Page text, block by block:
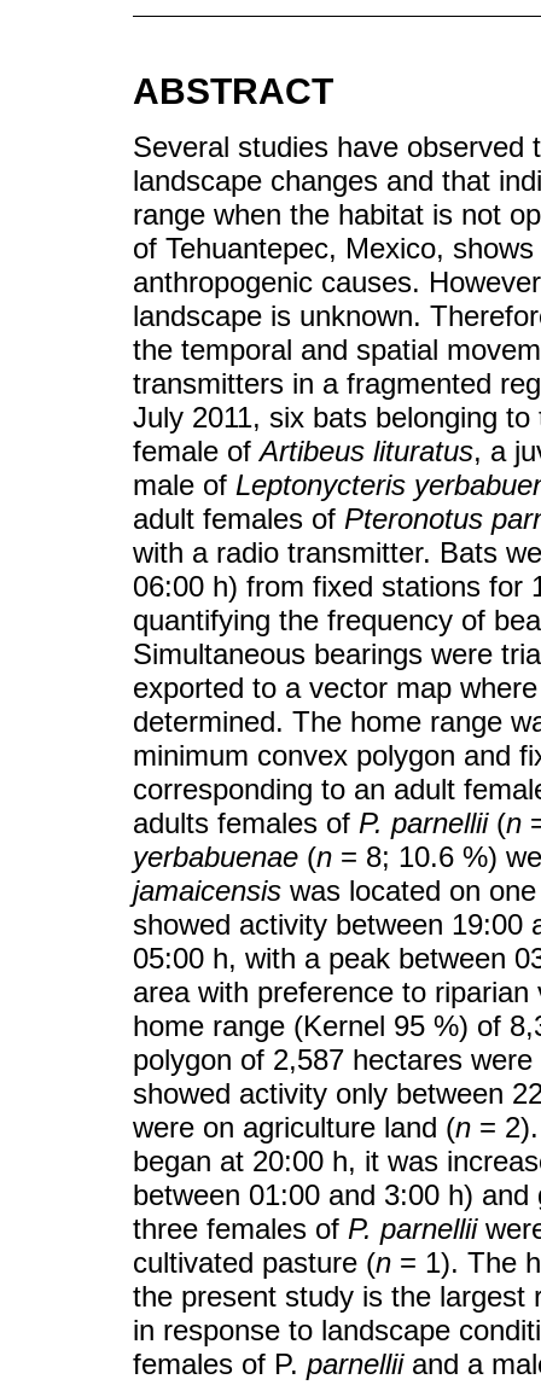
ABSTRACT
Several studies have
landscape changes and that
range when the habitat is not
of Tehuantepec, Mexico,
anthropogenic causes.
landscape is unknown.
the temporal and spatial
transmitters in a fragmented
July 2011, six bats belonging
female ofArtibeus lituratus, a
male of Leptonycteris
adult females of Pteronotus
with a radio transmitter. Bats
06:00 h) from fixed stations for
quantifying the frequency of
Simultaneous bearings were
exported to a vector map
determined. The home range
minimum convex polygon and
corresponding to an adult
adults females of P. parnellii(n
yerbabuenae (n = 8; 10.6 %)
jamaicensis was located on
showed activity between 19:00
05:00 h, with a peak between
area with preference to
home range (Kernel 95 %) of
polygon of 2,587 hectares
showed activity only between
were on agriculture land (n =
began at 20:00 h, it was
between 01:00 and 3:00 h)
three females of P. parnellii
cultivated pasture (n = 1). The
the present study is the largest
in response to landscape
females of P. parnelliiand a